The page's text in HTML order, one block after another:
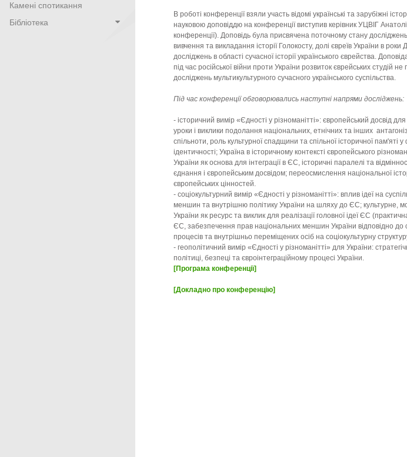
Камені спотикання
Бібліотека
В роботі конференції взяли участь відомі українські та зарубіжні
науковою доповіддю на конференції виступив керівник УЦВІГ
конференції). Доповідь була присвячена поточному стану досліджень
вивчення та викладання історії Голокосту, долі євреїв України в роки
досліджень в області сучасної історії українського єврейства.
під час російської війни проти України розвиток єврейських студій не
досліджень мультикультурного сучасного українського суспільства.
Під час конференції обговорювались наступні напрями досліджень:
- історичний вимір «Єдності у різноманітті»: європейський досвід для
уроки і виклики подолання національних, етнічних та інших
спільноти, роль культурної спадщини та спільної історичної пам'яті
ідентичності; Україна в історичному контексті європейського
України як основа для інтеграції в ЄС, історичні паралелі та
єднання і європейським досвідом; переосмислення національної
європейських цінностей.
- соціокультурний вимір «Єдності у різноманітті»: вплив ідеї на
меншин та внутрішню політику України на шляху до ЄС; культурне,
України як ресурс та виклик для реалізації головної ідеї ЄС
ЄС, забезпечення прав національних меншин України відповідно до
процесів та внутрішньо переміщених осіб на соціокультурну
- геополітичний вимір «Єдності у різноманітті» для України:
політиці, безпеці та євроінтеграційному процесі України.
[Програма конференції]
[Докладно про конференцію]